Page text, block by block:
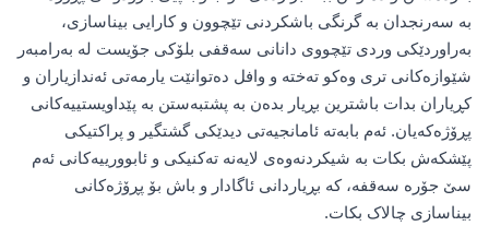
بە سەرنجدان بە گرنگی باشکردنی تێچوون و کارایی بیناسازی،
بەراوردێکی وردی تێچووی دانانی سەقفی بلۆکی جۆیست لە بەرامبەر
شێوازەکانی تری وەکو تەختە و وافل دەتوانێت یارمەتی ئەندازیاران و
کڕیاران بدات باشترین بڕیار بدەن بە پشتبەستن بە پێداویستییەکانی
پڕۆژەکەیان. ئەم بابەتە ئامانجیەتی دیدێکی گشتگیر و پراکتیکی
پێشکەش بکات بە شیکردنەوەی لایەنە تەکنیکی و ئابوورییەکانی ئەم
سێ جۆرە سەقفە، کە بڕیاردانی ئاگادار و باش بۆ پڕۆژەکانی
بیناسازی چالاک بکات.